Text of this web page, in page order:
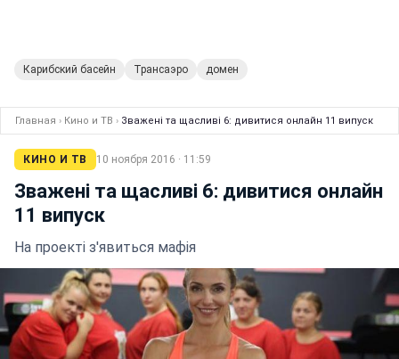
Карибский басейн Трансаэро домен
Главная › Кино и ТВ › Зважені та щасливі 6: дивитися онлайн 11 випуск
КИНО И ТВ 10 ноября 2016 · 11:59
Зважені та щасливі 6: дивитися онлайн
11 випуск
На проекті з'явиться мафія